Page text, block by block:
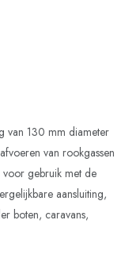
van 130 mm diameter
van rookgassen
voor gebruik met de
aansluiting,
boten, caravans,